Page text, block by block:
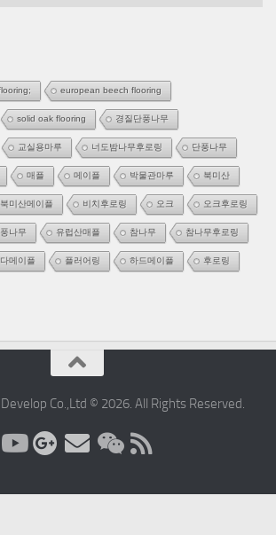
european beech flooring
solid oak flooring 경질단풍나무
교실용마루 너도밤나무후로링 단풍나무
매플 메이플 박물관마루 북미산
북미산메이플 비치후로링 오크 오크후로링
나무 유럽산매플 참나무 참나무후로링
메이플 플러어링 하드메이플 후로링
Co.,Ltd © 2026. All Rights Reserved.